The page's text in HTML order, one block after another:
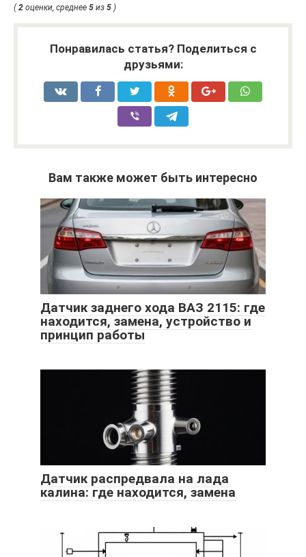
(2 оценки, среднее 5 из 5 )
Понравилась статья? Поделиться с
друзьями:
Вам также может быть интересно
Датчик заднего хода ВАЗ 2115: где
находится, замена, устройство и
принцип работы
Датчик распредвала на лада
калина: где находится, замена